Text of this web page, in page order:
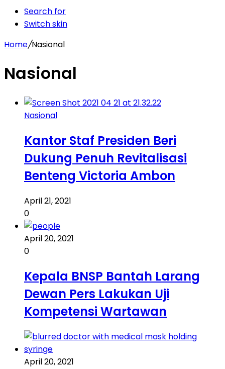
Search for
Switch skin
Home/Nasional
Nasional
Nasional
Kantor Staf Presiden Beri
Dukung Penuh Revitalisasi
Benteng Victoria Ambon
April 21, 2021
0
April 20, 2021
0
Kepala BNSP Bantah Larang
Dewan Pers Lakukan Uji
Kompetensi Wartawan
April 20, 2021